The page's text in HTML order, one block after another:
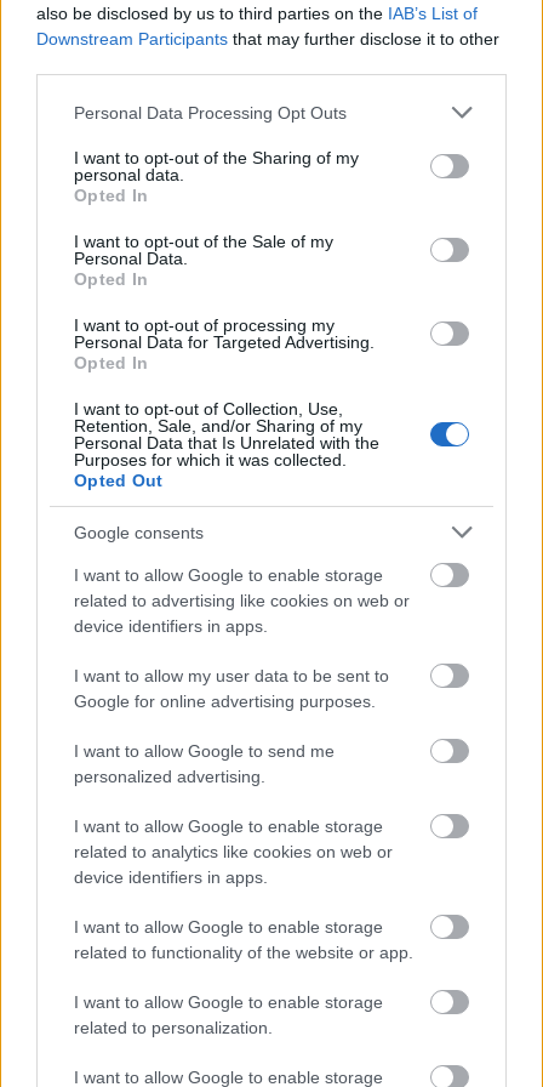
also be disclosed by us to third parties on the IAB’s List of
Downstream Participants that may further disclose it to other
Please note that this website/app uses one or more Google
not limited to your visit or usage behaviour. You may click to
grant or deny consent to Google and its third-party tags to
use your data for below specified purposes in below Google
consent section.
Personal Data Processing Opt Outs
I want to opt-out of the Sharing of my
personal data.
Opted In
I want to opt-out of the Sale of my
Personal Data.
Opted In
I want to opt-out of processing my
Personal Data for Targeted Advertising.
Opted In
I want to opt-out of Collection, Use,
Retention, Sale, and/or Sharing of my
Personal Data that Is Unrelated with the
Purposes for which it was collected.
Opted Out
Google consents
I want to allow Google to enable storage
related to advertising like cookies on web or
device identifiers in apps.
I want to allow my user data to be sent to
Google for online advertising purposes.
I want to allow Google to send me
personalized advertising.
I want to allow Google to enable storage
related to analytics like cookies on web or
device identifiers in apps.
I want to allow Google to enable storage
related to functionality of the website or app.
I want to allow Google to enable storage
related to personalization.
I want to allow Google to enable storage
kislányával bohóckodó (és kardot ragadó!) szülő a
Kill Bill 2fontos motívumaiként köszön vissza. Sőt, a
Ringo visszatéregyik epikus érzelmi csúcspontja
idevonatkozó fejezetét: a szerelmesek nagy
találkozása az eredetiben pont annyira emlékezetes,
amennyire csalódást kelt a
Django elszabadulban. A
film egyik fontos zenei motívuma (L'incontro Con La
Figlia) ráadásul a
Becstelen Brigantyk
felcsendül: Shoshanna menekülését ezúttal is
Morricone dallamai kísérik.
Megmondom én nektek, miről szól a Like a Virgin!
A mű keletkezéstörténete remekül illusztrálja,
mesteremberek dolgoztak annak idején az olasz
filmiparban. Tessari aPisztolyt Ringónak
belevágott aRingo visszatérmunkálataiba, ám a
korábbi helyszínek, a rendelkezésre álló stáb
segítségével nem sima újrázásba, és nem
hagyományos folytatásba kezdett, hanem egy költői
látomás, egy sajátos Odüsszeusz-adaptáció
megfilmesítésében gondolkodott. A háborúból
visszatérő, fáradt és kiégett hős, illetve a birtokára, a
felesége kezére pályázó gonosz trónbitorlók csak a
kiindulópontot jelentik Tessari számára. A
mexikóiak megszállta, elnyomott amerikai kisváros,